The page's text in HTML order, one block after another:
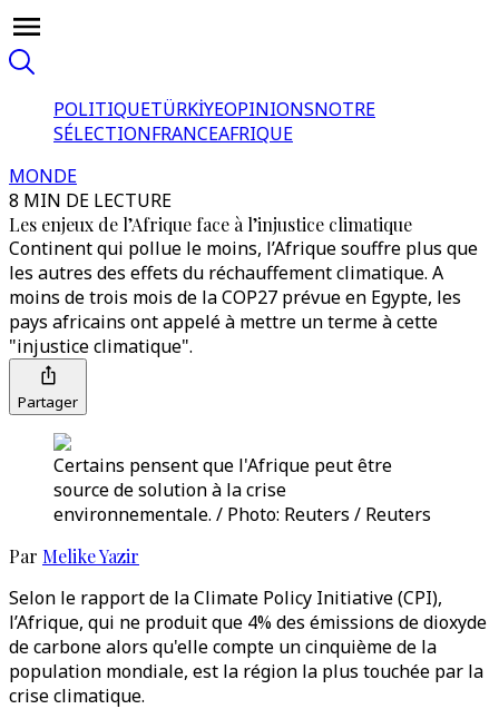
POLITIQUETÜRKİYEOPINIONSNOTRE
SÉLECTIONFRANCEAFRIQUE
MONDE
8 MIN DE LECTURE
Les enjeux de l’Afrique face à l’injustice climatique
Continent qui pollue le moins, l’Afrique souffre plus que
les autres des effets du réchauffement climatique. A
moins de trois mois de la COP27 prévue en Egypte, les
pays africains ont appelé à mettre un terme à cette
"injustice climatique".
Partager
Certains pensent que l'Afrique peut être
source de solution à la crise
environnementale. / Photo: Reuters / Reuters
Par Melike Yazir
Selon le rapport de la Climate Policy Initiative (CPI),
l’Afrique, qui ne produit que 4% des émissions de dioxyde
de carbone alors qu'elle compte un cinquième de la
population mondiale, est la région la plus touchée par la
crise climatique.